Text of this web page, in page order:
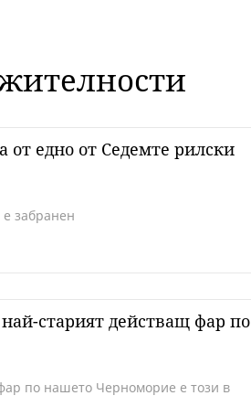
от едно от Седемте рилски
забранен
старият действащ фар по
по нашето Черноморие е този в